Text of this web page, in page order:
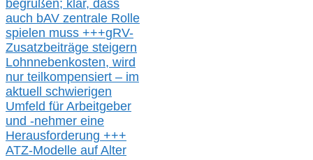
begrüßen; klar, dass
auch bAV zentrale Rolle
spielen muss +++gRV-
Zusatzbeiträge steigern
Lohnnebenkosten, wird
nur teilkompensiert – im
aktuell schwierigen
Umfeld für Arbeitgeber
und -nehmer eine
Herausforderung +++
ATZ-Modelle auf Alter